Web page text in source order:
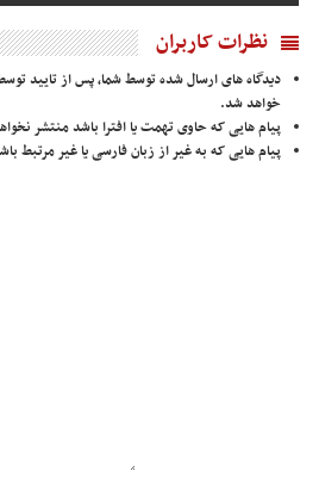
نظرات کاربران
دیدگاه های ارسال شده توسط شما، پس از تایید
خواهد شد.
پیام هایی که حاوی تهمت یا افترا باشد منتشر
پیام هایی که به غیر از زبان فارسی یا غیر مرتبط